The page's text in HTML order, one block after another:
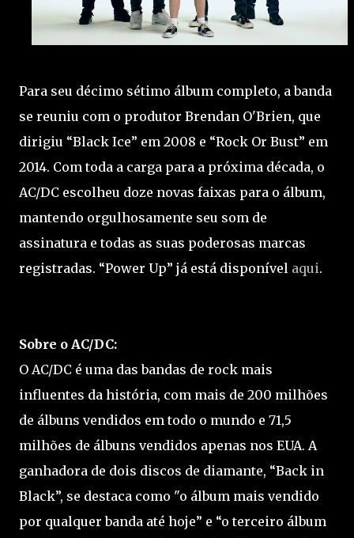
Para seu décimo sétimo álbum completo, a banda
se reuniu com o produtor Brendan O'Brien, que
dirigiu “Black Ice” em 2008 e “Rock Or Bust” em
2014. Com toda a carga para a próxima década, o
AC/DC escolheu doze novas faixas para o álbum,
mantendo orgulhosamente seu som de
assinatura e todas as suas poderosas marcas
registradas. “Power Up” já está disponível aqui.
Sobre o AC/DC:
O AC/DC é uma das bandas de rock mais
influentes da história, com mais de 200 milhões
de álbuns vendidos em todo o mundo e 71,5
milhões de álbuns vendidos apenas nos EUA. A
ganhadora de dois discos de diamante, “Back in
Black”, se destaca como "o álbum mais vendido
por qualquer banda até hoje” e “o terceiro álbum